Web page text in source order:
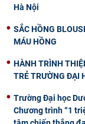
Hà Nội
SẮC HỒNG
MÁU HỒNG
HÀNH TRÌNH
TRẺ TRƯỜNG ĐẠI
Trường Đại học
Chương trình “1